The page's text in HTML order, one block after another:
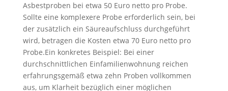
Asbestproben bei etwa 50 Euro netto pro Probe.
Sollte eine komplexere Probe erforderlich sein, bei
der zusätzlich ein Säureaufschluss durchgeführt
wird, betragen die Kosten etwa 70 Euro netto pro
Probe.Ein konkretes Beispiel: Bei einer
durchschnittlichen Einfamilienwohnung reichen
erfahrungsgemäß etwa zehn Proben vollkommen
aus, um Klarheit bezüglich einer möglichen